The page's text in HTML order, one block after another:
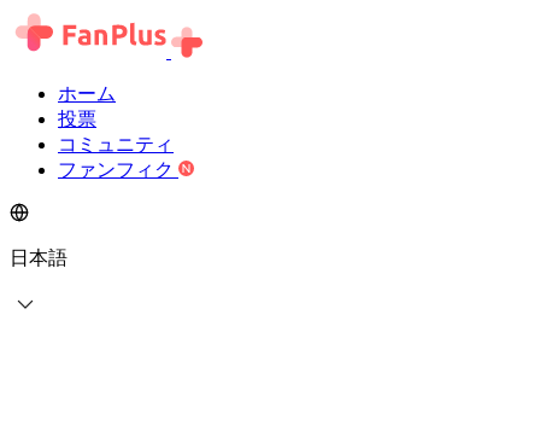
ホーム
投票
コミュニティ
ファンフィク
日本語